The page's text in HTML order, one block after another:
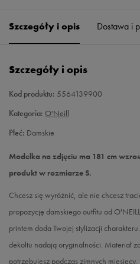
S Powiadom o dostępności
Szczegóły i opis Dostawa i
Szczegóły i opis
Kod produktu: 5564139900
Kategoria: O'Neill
Płeć: Damskie
Modelka na zdjęciu ma 181 cm
produkt w rozmiarze S.
Chcesz się wyróżnić, ale nie chcesz
propozycję damskiego outfitu od
printem doda Twojej stylizacji
dekoltu nadają oryginalności. Materiał
potrzebujesz podczas zimnych miesięcy.